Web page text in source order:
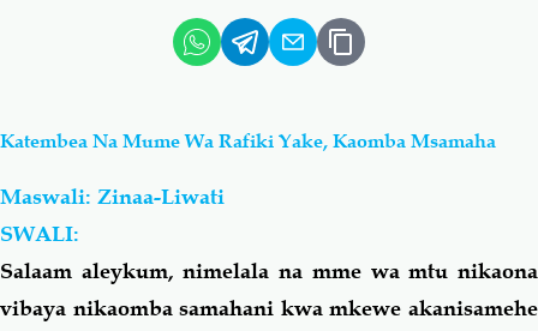
Hadiyth
Manhaj
Shirki & Kufru
Salaf Wa Ummah Firaq-Makundi
Katembea Na Mume Wa Rafiki Yake, Kaomba Msamaha
Maswali: Zinaa-Liwati
SWALI:
Salaam aleykum, nimelala na mme wa mtu nikaona
vibaya nikaomba samahani kwa mkewe akanisamehe